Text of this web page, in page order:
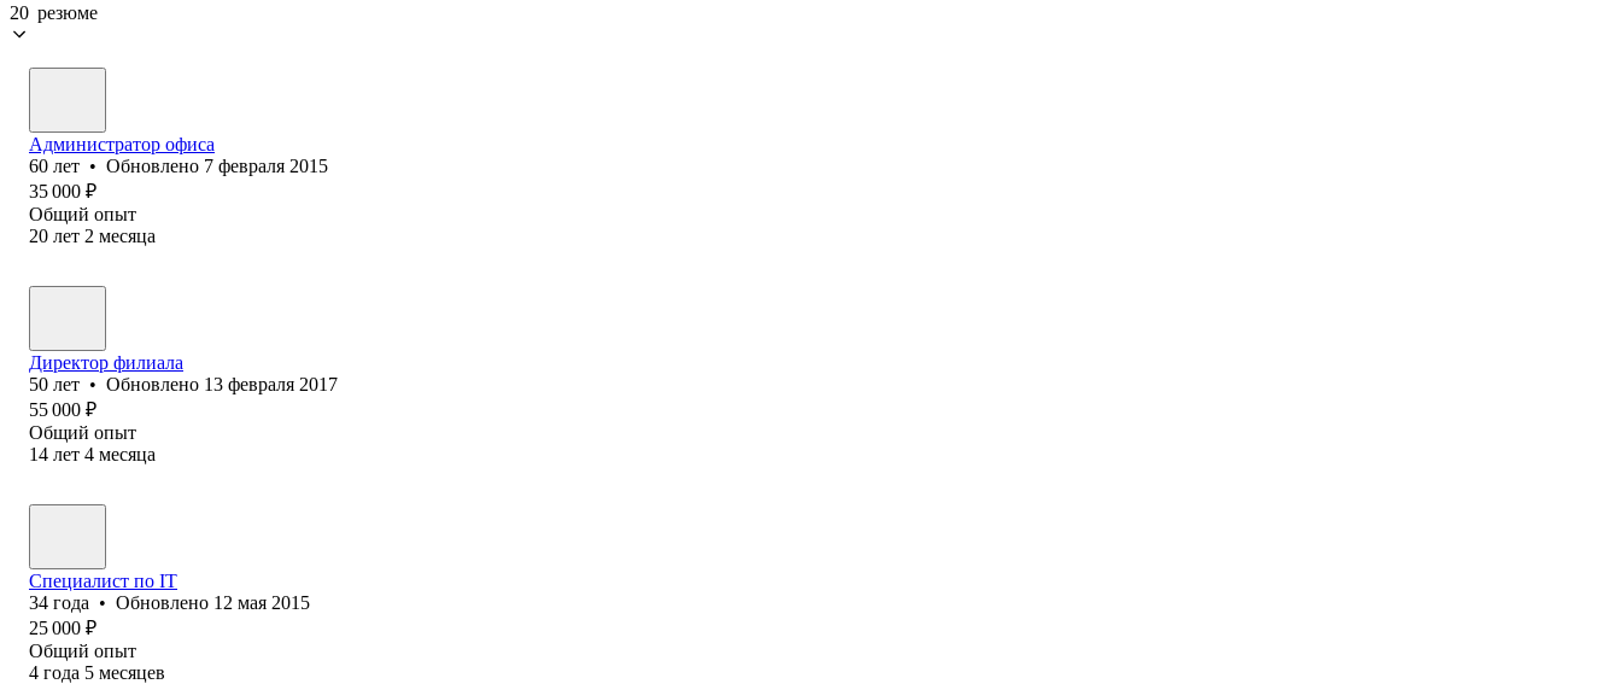
20 резюме
Администратор офиса
60 лет • Обновлено 7 февраля 2015
35 000 ₽
Общий опыт
20 лет 2 месяца
Директор филиала
50 лет • Обновлено 13 февраля 2017
55 000 ₽
Общий опыт
14 лет 4 месяца
Специалист по IT
34 года • Обновлено 12 мая 2015
25 000 ₽
Общий опыт
4 года 5 месяцев